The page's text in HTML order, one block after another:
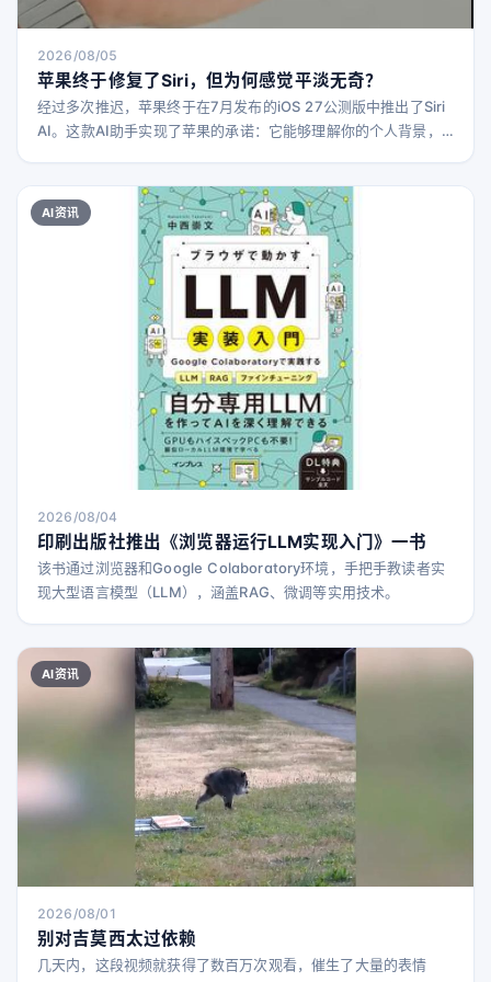
2026/08/05
苹果终于修复了Siri，但为何感觉平淡无奇？
经过多次推迟，苹果终于在7月发布的iOS 27公测版中推出了Siri
AI。这款AI助手实现了苹果的承诺：它能够理解你的个人背景，
功能完善且相当出色的AI助手，但它的到来已错过了让人感到新
颖和激动的时机。 事实上，在苹果拖延AI进展的这段时间里，AI
技术已经迅速发展。如今，AI工
AI资讯
2026/08/04
印刷出版社推出《浏览器运行LLM实现入门》一书
该书通过浏览器和Google Colaboratory环境，手把手教读者实
现大型语言模型（LLM），涵盖RAG、微调等实用技术。
AI资讯
2026/08/01
别对吉莫西太过依赖
几天内，这段视频就获得了数百万次观看，催生了大量的表情